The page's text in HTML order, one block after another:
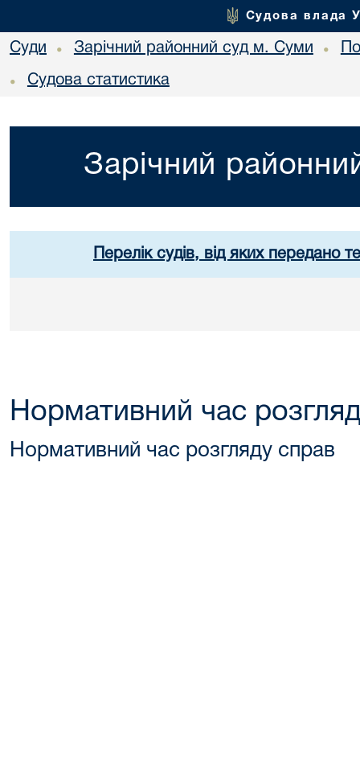
Судова влада
Суди • Зарічний районний суд м. Суми •
• Судова статистика
Зарічний
Перелік судів, від яких передано
Нормативний час
Нормативний час розгляду справ